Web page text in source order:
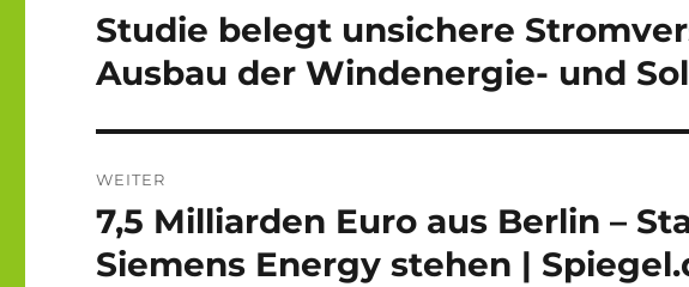
Vorheriger
Beitrag:
Studie belegt unsichere
Ausbau der Windenergie- und
WEITER
Nächster
Beitrag:
7,5 Milliarden Euro aus Berlin –
Siemens Energy stehen |